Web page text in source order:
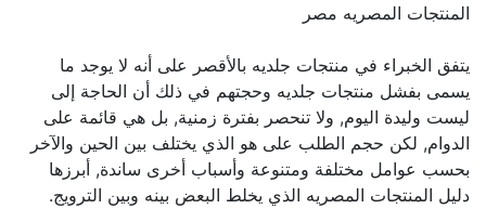
المنتجات المصريه مصر
يتفق الخبراء في منتجات جلديه بالأقصر على أنه لا يوجد ما
يسمى بفشل منتجات جلديه وحجتهم في ذلك أن الحاجة إلى
ليست وليدة اليوم, ولا تنحصر بفترة زمنية, بل هي قائمة على
الدوام, لكن حجم الطلب على هو الذي يختلف بين الحين والآخر
بحسب عوامل مختلفة ومتنوعة وأسباب أخرى ساندة, أبرزها
دليل المنتجات المصريه الذي يخلط البعض بينه وبين الترويج.